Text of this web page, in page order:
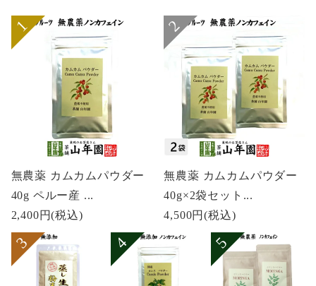
無農薬 カムカムパウダー
40g ペルー産 ...
2,400円(税込)
無農薬 カムカムパウダー
40g×2袋セット...
4,500円(税込)